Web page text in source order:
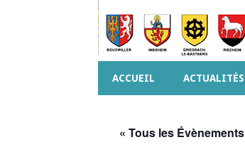
ACCUEIL ACTUALITÉS
« Tous les Évènements